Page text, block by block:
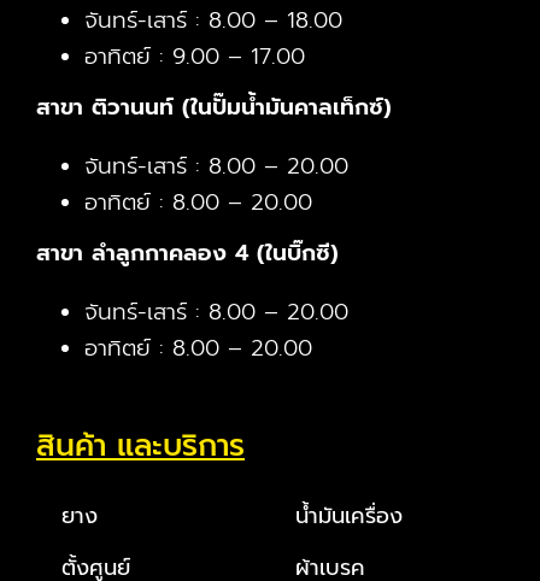
จันทร์-เสาร์ : 8.00 – 18.00
อาทิตย์ : 9.00 – 17.00
สาขา ติวานนท์ (ในปั๊มน้ำมันคาลเท็กซ์)
จันทร์-เสาร์ : 8.00 – 20.00
อาทิตย์ : 8.00 – 20.00
สาขา ลำลูกกาคลอง 4 (ในบิ๊กซี)
จันทร์-เสาร์ : 8.00 – 20.00
อาทิตย์ : 8.00 – 20.00
สินค้า และบริการ
ยาง
ตั้งศูนย์
น้ำมันเครื่อง
ผ้าเบรค